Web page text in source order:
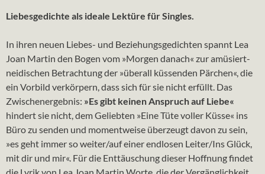
Liebesgedichte als ideale Lektüre für Singles.
In ihren neuen Liebes- und Beziehungsgedichten spannt Lea
Joan Martin den Bogen vom »Morgen danach« zur amüsiert-
neidischen Betrachtung der »überall küssenden Pärchen«, die
ein Vorbild verkörpern, dass sich für sie nicht erfüllt. Das
Zwischenergebnis: »Es gibt keinen Anspruch auf Liebe«
hindert sie nicht, dem Geliebten »Eine Tüte voller Küsse« ins
Büro zu senden und momentweise überzeugt davon zu sein,
»es geht immer so weiter/auf einer endlosen Leiter/Ins Glück,
mit dir und mir«. Für die Enttäuschung dieser Hoffnung findet